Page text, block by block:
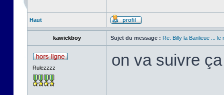
Haut
kawickboy Sujet du message : Re: Billy la Banlieue ... le
Rulezzzz on va suivre